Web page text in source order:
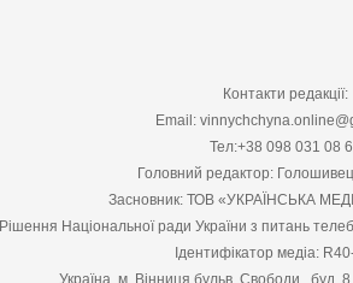
Контакти редакції:
Email:
Тел:+38 098 031 08
Головний редактор:
Засновник: ТОВ «УКРАЇНСЬКА
Рішення Національної ради України з питань
Ідентифікатор медіа: